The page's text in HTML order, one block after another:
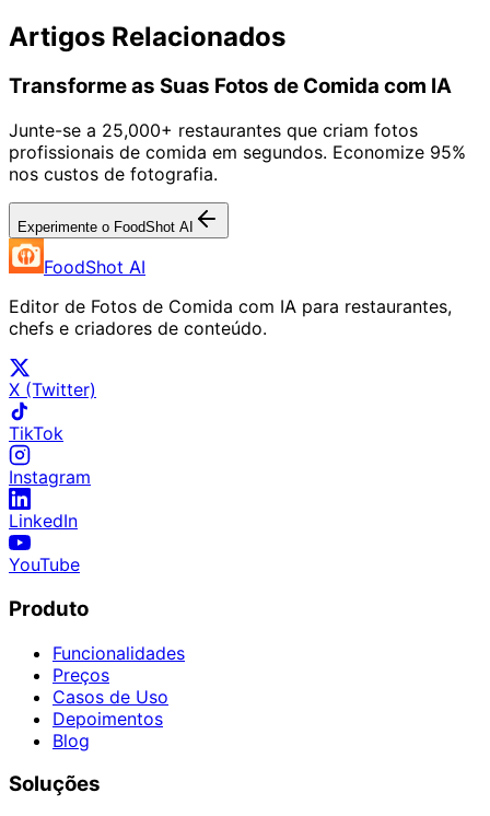
Artigos Relacionados
Transforme as Suas Fotos de Comida com IA
Junte-se a 25,000+ restaurantes que criam fotos
profissionais de comida em segundos. Economize 95%
nos custos de fotografia.
Experimente o FoodShot AI
FoodShot AI
Editor de Fotos de Comida com IA para restaurantes,
chefs e criadores de conteúdo.
X (Twitter)
TikTok
Instagram
LinkedIn
YouTube
Produto
Funcionalidades
Preços
Casos de Uso
Depoimentos
Blog
Soluções